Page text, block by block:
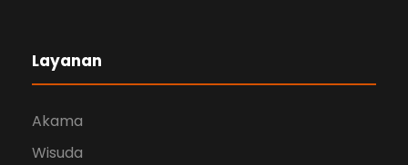
Layanan
Akama
Wisuda